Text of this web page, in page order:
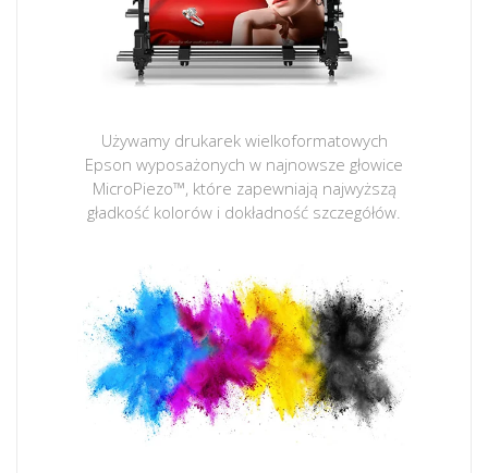
Używamy drukarek wielkoformatowych
Epson wyposażonych w najnowsze głowice
MicroPiezo™, które zapewniają najwyższą
gładkość kolorów i dokładność szczegółów.